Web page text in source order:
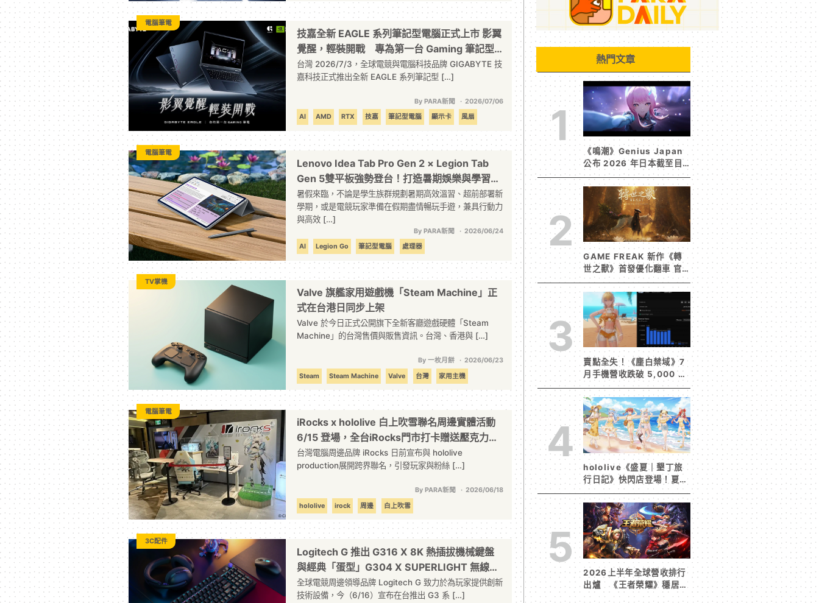
動
漫
二
次
元
｜
3C
科
技
全
方
位
資
訊
平
台
電腦筆電
技嘉全新 EAGLE 系列筆記型電腦正式上市 影翼
覺醒，輕裝開戰 專為第一台 Gaming 筆記型
電腦的使用者打造
台灣 2026/7/3，全球電競與電腦科技品牌 GIGABYTE 技
嘉科技正式推出全新 EAGLE 系列筆記型 […]
By PARA新聞
2026/07/06
AI
AMD RTX 技嘉 筆記型電腦 顯示卡 風扇
電腦筆電
Lenovo Idea Tab Pro Gen 2 × Legion Tab
Gen 5雙平板強勢登台！打造暑期娛樂與學習多
重宇宙 從課堂筆記、報告製作到組隊開黑，AI
學習工具、類筆電生產力與頂級電競規格一次到
位
暑假來臨，不論是學生族群規劃暑期高效溫習、超前部署新
學期，或是電競玩家準備在假期盡情暢玩手遊，兼具行動力
與高效 […]
By PARA新聞
2026/06/24
AI
Legion Go 筆記型電腦 處理器
TV掌機
Valve 旗艦家用遊戲機「Steam Machine」正
式在台港日同步上架
Valve 於今日正式公開旗下全新客廳遊戲硬體「Steam
Machine」的台灣售價與販售資訊。台灣、香港與 […]
By 一枚月餅
2026/06/23
Steam
Steam Machine Valve 台灣 家用主機
家用遊戲機 日本 硬體 香港
電腦筆電
iRocks x hololive 白上吹雪聯名周邊實體活動
6/15 登場，全台iRocks門市打卡贈送壓克力書
籤
台灣電腦周邊品牌 iRocks 日前宣布與 hololive
production展開跨界聯名，引發玩家與粉絲 […]
By PARA新聞
2026/06/18
hololive
irock 周邊 白上吹雪
3C配件
Logitech G 推出 G316 X 8K 熱插拔機械鍵盤
與經典「蛋型」G304 X SUPERLIGHT 無線滑
鼠 年度盛事「G Challenge」模擬賽車競賽攜手
歐洲利曼冠軍周雋庭燃爆全台！
全球電競周邊領導品牌 Logitech G 致力於為玩家提供創新
技術設備，今（6/16）宣布在台推出 G3 系 […]
熱門文章
1
《鳴潮》Genius Japan
公布 2026 年日本截至目
前為止人氣歌單《遠航星的
告別》&《自無垠處歸航之
星》入榜
2
GAME FREAK 新作《轉
世之獸》首發優化翻車 官
方急發聲明承諾提供大量更
新彌補
3
賣點全失！《塵白禁域》7
月手機營收跌破 5,000 美
元 停服整改後玩家大量流
失
4
hololive《盛夏｜墾丁旅
行日記》快閃店登場！夏日
風情限定周邊首度公開
5
2026上半年全球營收排行
出爐 《王者榮耀》穩居榜
首《寒霜啟示錄》緊追在